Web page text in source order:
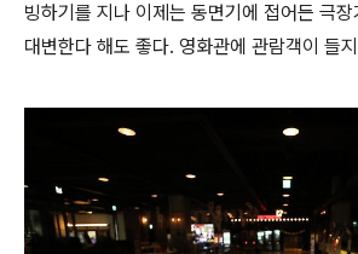
빙하기를 지나 이제는 동면기에 접어든 극장
대변한다 해도 좋다. 영화관에 관람객이 들